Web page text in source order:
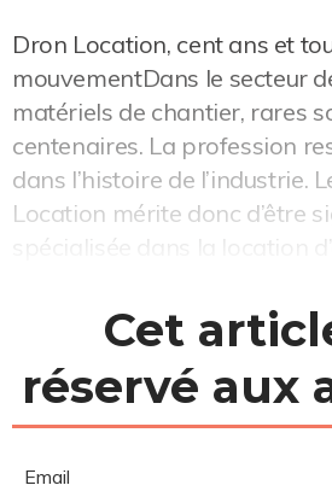
Dron Location, cent ans et
mouvementDans le secteur
matériels de chantier, rares
centenaires. La profession
dans l’histoire de l’industrie.
Location mérite donc d’être
spécialisée dans la location
Cet
réservé aux
Email